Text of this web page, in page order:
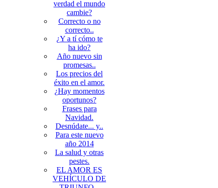
verdad el mundo
cambie?
Correcto o no
correcto..
¿Y a tí cómo te
ha ido?
Año nuevo sin
promesas..
Los precios del
éxito en el amor.
¿Hay momentos
oportunos?
Frases para
Navidad.
Desnúdate... y..
Para este nuevo
año 2014
La salud y otras
pestes.
EL AMOR ES
VEHÍCULO DE